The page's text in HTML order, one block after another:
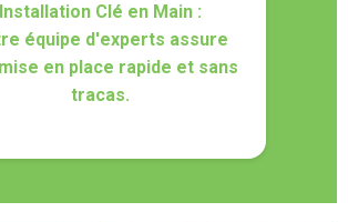
Installation Clé en Main :
équipe d'experts assure
en place rapide et sans
tracas.